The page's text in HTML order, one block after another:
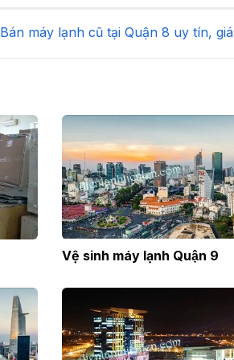
Bán máy lạnh cũ tại Quận 8 uy tín,
Vệ sinh máy lạnh Quận 9